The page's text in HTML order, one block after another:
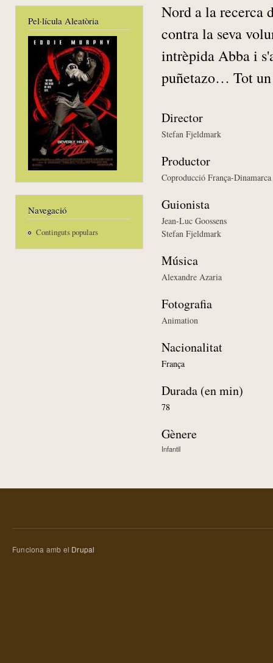
Pel·lícula Aleatòria
Navegació
Continguts populars
Nord a la recerca
contra la seva
intrèpida Abba i
puñetazo… Tot
Director
Stefan Fjeldmark
Productor
Coproducció França-Dinamarca
Guionista
Jean-Luc Goossens
Stefan Fjeldmark
Música
Alexandre Azaria
Fotografia
Animation
Nacionalitat
França
Durada (en min)
78
Gènere
Infantil
Funciona amb el Drupal